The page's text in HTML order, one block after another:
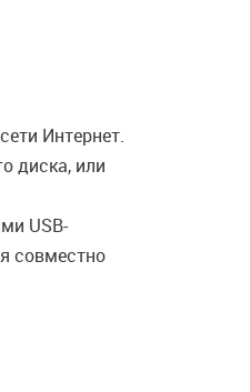
Интернет.
диска, или
USB-
совместно